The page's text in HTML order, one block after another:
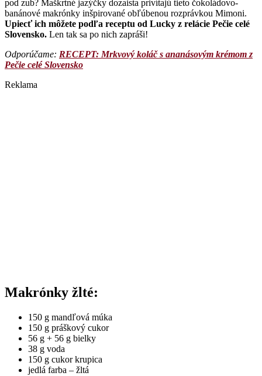
pod zub? Maškrtné jazýčky dozaista privítajú tieto čokoládovo-
banánové makrónky inšpirované obľúbenou rozprávkou Mimoni.
Upiecť ich môžete podľa receptu od Lucky z relácie Pečie celé
Slovensko. Len tak sa po nich zapráši!
Odporúčame: RECEPT: Mrkvový koláč s ananásovým krémom z
Pečie celé Slovensko
Reklama
Makrónky žlté:
150 g mandľová múka
150 g práškový cukor
56 g + 56 g bielky
38 g voda
150 g cukor krupica
jedlá farba – žltá